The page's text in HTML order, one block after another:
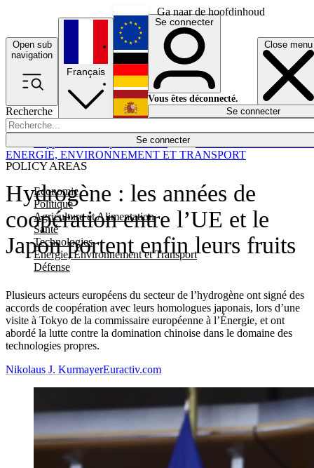
Ga naar de hoofdinhoud
Open sub
navigation
Close menu
Recherche
Se connecter
POLICY AREAS
Economie
Politique
Agriculture et Alimentation
Santé
Technologies
Energie, Environnement et Transport
Défense
Économie
Français
English
Deutsch
Español
Se connecter
Vous êtes déconnecté.
Se connecter
Hydrogène : les années de
coopération entre l’UE et le
Japon portent enfin leurs fruits
Plusieurs acteurs européens du secteur de l’hydrogène ont signé des
accords de coopération avec leurs homologues japonais, lors d’une
visite à Tokyo de la commissaire européenne à l’Énergie, et ont
abordé la lutte contre la domination chinoise dans le domaine des
technologies propres.
ENERGIE, ENVIRONNEMENT ET TRANSPORT
Nikolaus J. KurmayerEuractiv.com